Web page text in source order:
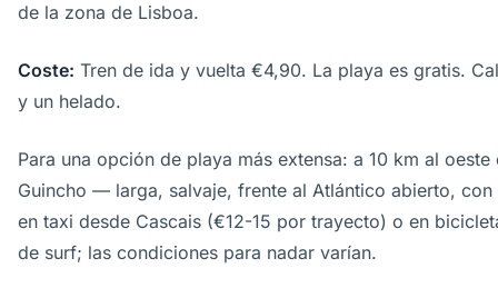
de la zona de Lisboa.
Coste: Tren de ida y vuelta €4,90. La playa es gratis.
y un helado.
Para una opción de playa más extensa: a 10 km al
Guincho — larga, salvaje, frente al Atlántico abierto,
en taxi desde Cascais (€12-15 por trayecto) o en
de surf; las condiciones para nadar varían.